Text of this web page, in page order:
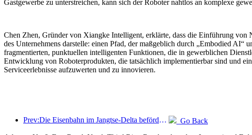
Gastgewerbe zu unterstreichen, kann sich der Roboter nahtlos an komplexe
Chen Zhen, Gründer von Xiangke Intelligent, erklärte, dass die Einführung
des Unternehmens darstelle: einen Pfad, der maßgeblich durch „Embodied
fragmentierten, punktuellen intelligenten Funktionen, die in gewerblichen
Entwicklung von Roboterprodukten, die tatsächlich implementierbar sind und
Serviceerlebnisse aufzuwerten und zu innovieren.
Prev:Die Eisenbahn im Jangtse-Delta beförderte während der Maifeiertage über 21,38 Millionen Fahrgäste.
Go Back